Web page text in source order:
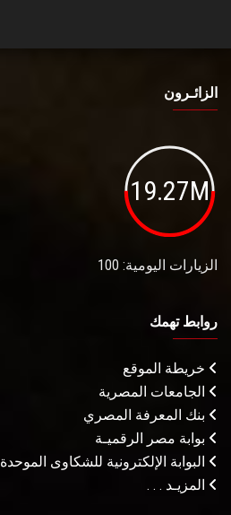
الزائـرون
19.27M
الزيارات اليومية: 100
روابط تهمك
خريطة الموقع
الجامعات المصرية
بنك المعرفة المصري
بوابة مصر الرقميـة
البوابة الإلكترونية للشكاوى الموحدة
المزيـد . . .